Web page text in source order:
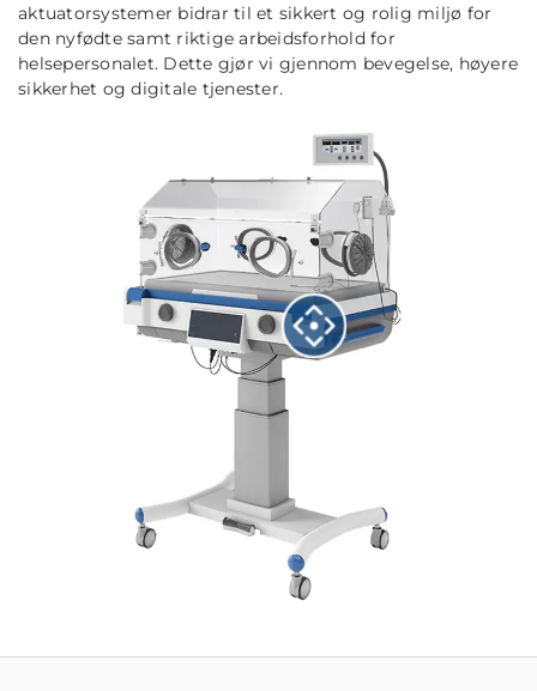
aktuatorsystemer bidrar til et sikkert og rolig miljø for
den nyfødte samt riktige arbeidsforhold for
helsepersonalet. Dette gjør vi gjennom bevegelse, høyere
sikkerhet og digitale tjenester.